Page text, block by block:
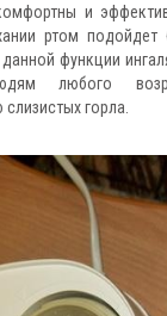
и
ртом подойдет
функции
людям любого
горла.